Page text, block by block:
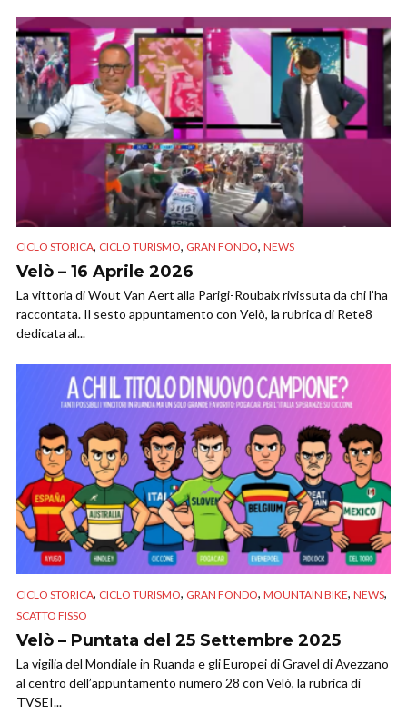
CICLO STORICA, CICLO TURISMO, GRAN FONDO, NEWS
Velò – 16 Aprile 2026
La vittoria di Wout Van Aert alla Parigi-Roubaix rivissuta da chi l’ha
raccontata. Il sesto appuntamento con Velò, la rubrica di Rete8
dedicata al...
CICLO STORICA, CICLO TURISMO, GRAN FONDO, MOUNTAIN BIKE, NEWS,
SCATTO FISSO
Velò – Puntata del 25 Settembre 2025
La vigilia del Mondiale in Ruanda e gli Europei di Gravel di Avezzano
al centro dell’appuntamento numero 28 con Velò, la rubrica di
TVSEI...